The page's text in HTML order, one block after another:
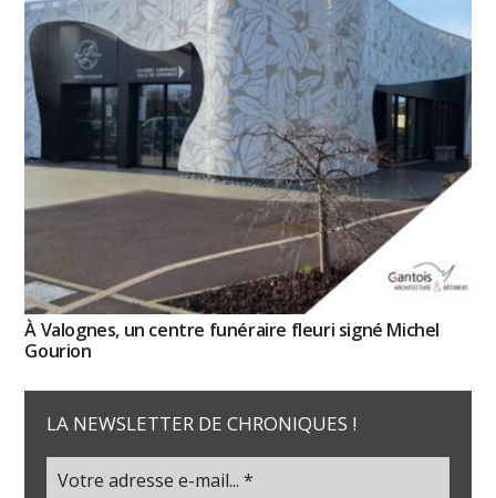
À Valognes, un centre funéraire fleuri signé Michel
Gourion
LA NEWSLETTER DE CHRONIQUES !